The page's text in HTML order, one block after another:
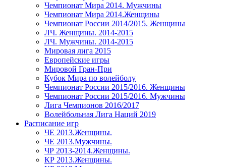
Чемпионат Мира 2014. Мужчины
Чемпионат Мира 2014.Женщины
Чемпионат России 2014/2015. Женщины
ЛЧ. Женщины. 2014-2015
ЛЧ. Мужчины. 2014-2015
Мировая лига 2015
Европейские игры
Мировой Гран-При
Кубок Мира по волейболу
Чемпионат России 2015/2016. Женщины
Чемпионат России 2015/2016. Мужчины
Лига Чемпионов 2016/2017
Волейбольная Лига Наций 2019
Расписание игр
ЧЕ 2013.Женщины.
ЧЕ 2013.Мужчины.
ЧР 2013-2014.Женщины.
КР 2013.Женщины.